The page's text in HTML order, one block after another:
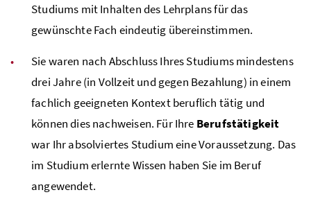
Studiums mit Inhalten des Lehrplans für das
gewünschte Fach eindeutig übereinstimmen.
Sie waren nach Abschluss Ihres Studiums mindestens
drei Jahre (in Vollzeit und gegen Bezahlung) in einem
fachlich geeigneten Kontext beruflich tätig und
können dies nachweisen. Für Ihre Berufstätigkeit
war Ihr absolviertes Studium eine Voraussetzung. Das
im Studium erlernte Wissen haben Sie im Beruf
angewendet.